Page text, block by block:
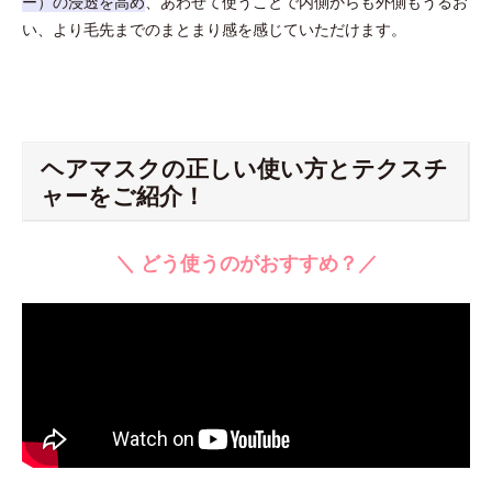
い、より毛先までのまとまり感を感じていただけます。
ヘアマスクの正しい使い方とテクスチ
ャーをご紹介！
＼ どう使うのがおすすめ？／